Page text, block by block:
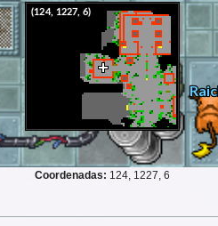
Coordenadas: 124, 1227, 6